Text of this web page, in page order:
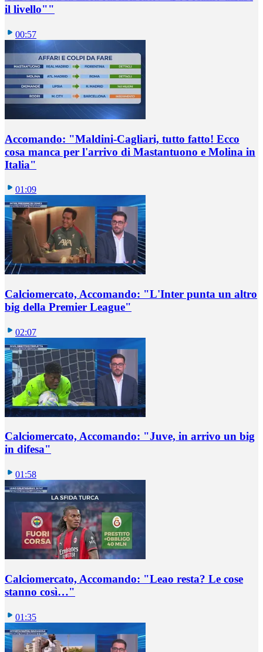
il livello""
00:57
Accomando: "Maldini-Cagliari, tutto fatto! Ecco
cosa manca per l'arrivo di Mastantuono e Molina in
Italia"
01:09
Calciomercato, Accomando: "L'Inter punta un altro
big della Premier League"
02:07
Calciomercato, Accomando: "Juve, in arrivo un big
in difesa"
01:58
Calciomercato, Accomando: "Leao resta? Le cose
stanno così…"
01:35